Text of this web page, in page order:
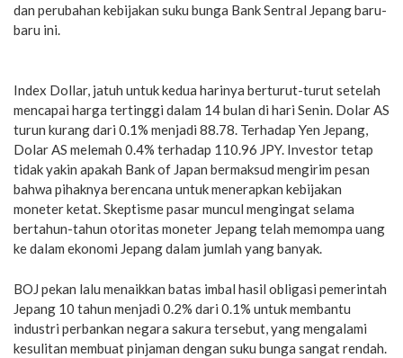
dan perubahan kebijakan suku bunga Bank Sentral Jepang baru-
baru ini.
Index Dollar, jatuh untuk kedua harinya berturut-turut setelah
mencapai harga tertinggi dalam 14 bulan di hari Senin. Dolar AS
turun kurang dari 0.1% menjadi 88.78. Terhadap Yen Jepang,
Dolar AS melemah 0.4% terhadap 110.96 JPY. Investor tetap
tidak yakin apakah Bank of Japan bermaksud mengirim pesan
bahwa pihaknya berencana untuk menerapkan kebijakan
moneter ketat. Skeptisme pasar muncul mengingat selama
bertahun-tahun otoritas moneter Jepang telah memompa uang
ke dalam ekonomi Jepang dalam jumlah yang banyak.
BOJ pekan lalu menaikkan batas imbal hasil obligasi pemerintah
Jepang 10 tahun menjadi 0.2% dari 0.1% untuk membantu
industri perbankan negara sakura tersebut, yang mengalami
kesulitan membuat pinjaman dengan suku bunga sangat rendah.